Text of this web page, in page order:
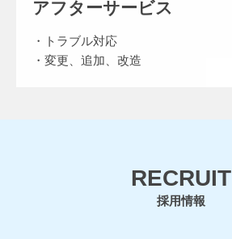
アフターサービス
・トラブル対応
・変更、追加、改造
RECRUIT
採用情報